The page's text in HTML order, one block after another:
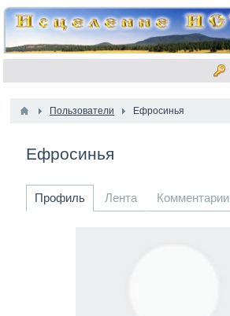
Пользователи Ефросинья
Ефросинья
Профиль Лента Комментарии